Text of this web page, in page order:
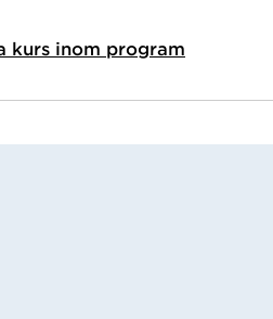
kurs inom program